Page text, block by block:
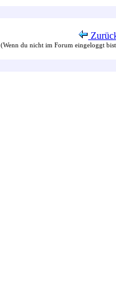
(Wenn du nicht im Forum eingeloggt